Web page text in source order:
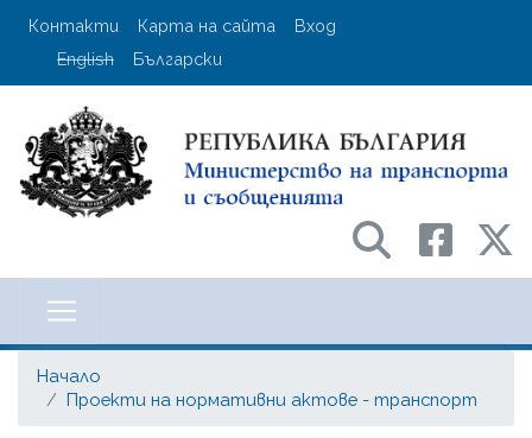
Премини
User account menu
Контакти Карта на сайта
Вход
English
Български
на транспорта
Начало
Проекти на нормативни актове - транспорт